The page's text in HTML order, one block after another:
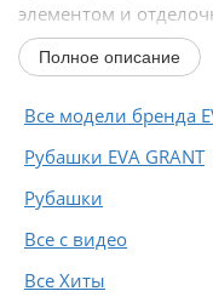
элементом и
блузы...
Полное описание
Все модели бренда
Рубашки EVA GRANT
Рубашки
Все с видео
Все Хиты